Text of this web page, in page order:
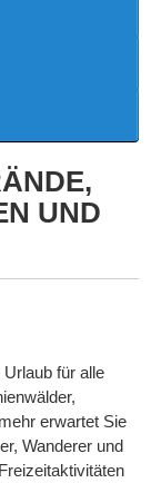
UND
für alle
erwartet Sie
Wanderer und